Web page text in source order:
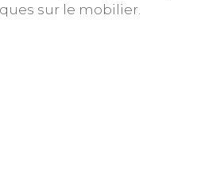
sur le mobilier.